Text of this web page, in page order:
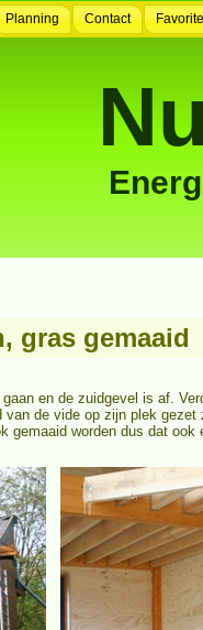
Planning Contact
gras gemaaid
en de zuidgevel is af.
de vide op zijn plek
gemaaid worden dus dat ook